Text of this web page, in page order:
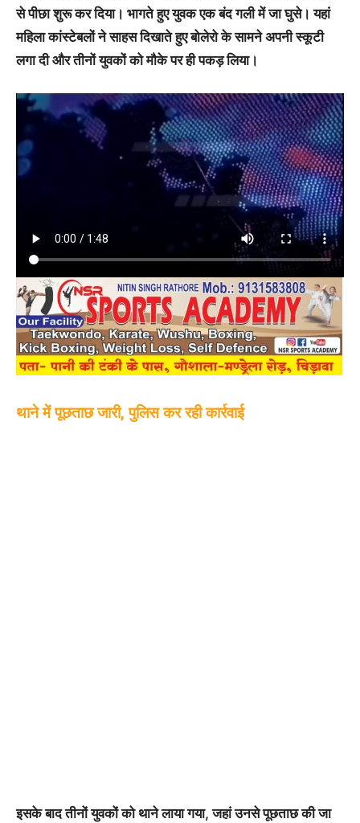
से पीछा शुरू कर दिया। भागते हुए युवक एक बंद गली में जा घुसे। यहां
महिला कांस्टेबलों ने साहस दिखाते हुए बोलेरो के सामने अपनी स्कूटी
लगा दी और तीनों युवकों को मौके पर ही पकड़ लिया।
थाने में पूछताछ जारी, पुलिस कर रही कार्रवाई
इसके बाद तीनों युवकों को थाने लाया गया, जहां उनसे पूछताछ की जा